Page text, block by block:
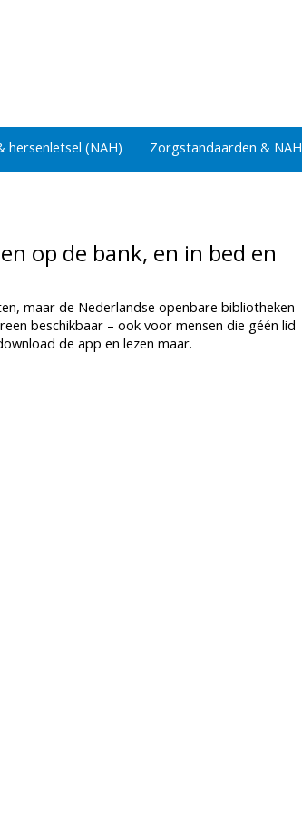
hersenletsel (NAH) Zorgstandaarden & NAH
op de bank, en in bed en
maar de Nederlandse openbare bibliotheken
beschikbaar – ook voor mensen die géén lid
de app en lezen maar.